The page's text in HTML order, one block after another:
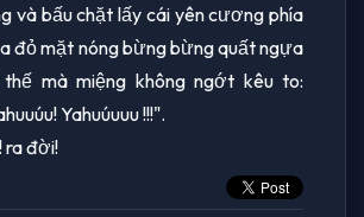
và bấu chặt lấy cái yên cương phía
đỏ mặt nóng bừng bừng quất ngựa
mà miệng không ngớt kêu to:
Yahuúuuu !!!".
ra đời!